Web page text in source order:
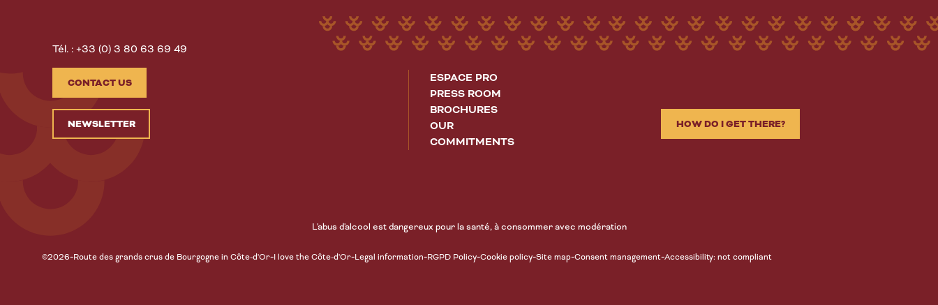
Tél. : +33 (0) 3 80 63 69 49
CONTACT US
NEWSLETTER
ESPACE PRO
PRESS ROOM
BROCHURES
OUR
COMMITMENTS
HOW DO I GET THERE?
L'abus d'alcool est dangereux pour la santé, à consommer avec modération
©2026-Route des grands crus de Bourgogne in Côte-d'Or-I love the Côte-d'Or-Legal information-RGPD Policy-Cookie policy-Site map-Consent management-Accessibility: not compliant